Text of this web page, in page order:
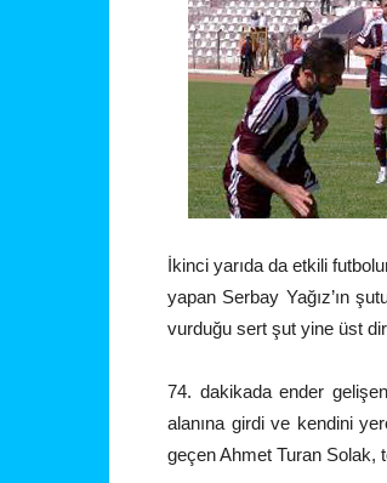
İkinci yarıda da etkili
yapan Serbay Yağız’ın
vurduğu sert şut yine üst
74. dakikada ender
alanına girdi ve kendini
geçen Ahmet Turan Solak,